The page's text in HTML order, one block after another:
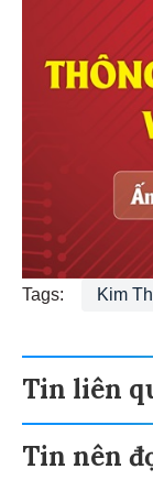
Tags: Kim
Tin liên
Tin nên